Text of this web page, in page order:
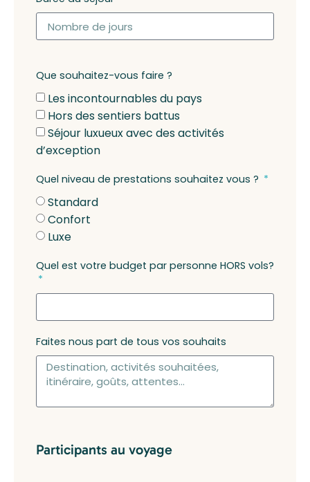
Que souhaitez-vous faire ?
Les incontournables du pays
Hors des sentiers battus
Séjour luxueux avec des activités
d’exception
Quel niveau de prestations souhaitez vous ?
Standard
Confort
Luxe
Quel est votre budget par personne HORS vols?
Faites nous part de tous vos souhaits
Participants au voyage